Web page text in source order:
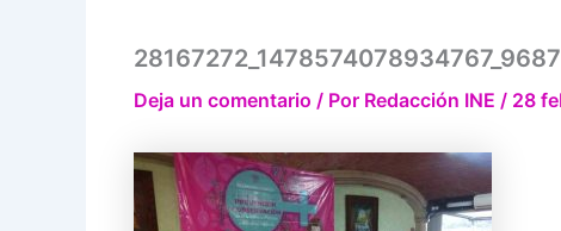
Deja un comentario / Por Redacción INE / 28